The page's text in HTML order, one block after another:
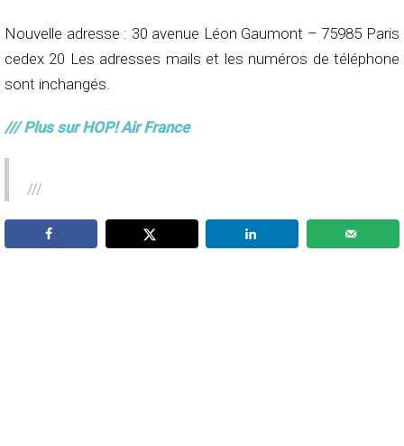
Nouvelle adresse : 30 avenue Léon Gaumont – 75985 Paris
cedex 20 Les adresses mails et les numéros de téléphone
sont inchangés.
/// Plus sur HOP! Air France
///